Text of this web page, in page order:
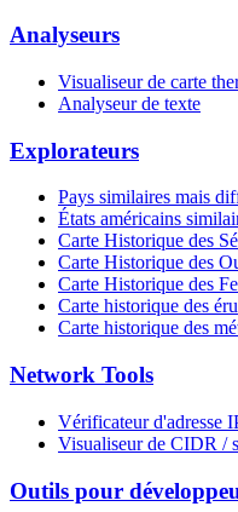
Analyseurs
Visualiseur de carte
Analyseur de texte
Explorateurs
Pays similaires mais
États américains
Carte Historique des
Carte Historique des
Carte Historique des
Carte historique des
Carte historique des
Network Tools
Vérificateur d'adresse
Visualiseur de CIDR /
Outils pour